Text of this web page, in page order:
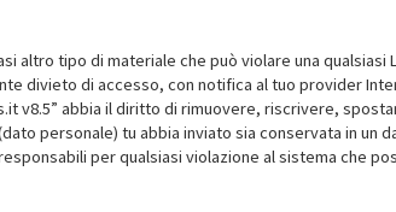
altro tipo di materiale che può violare una
divieto di accesso, con notifica al tuo provider
v8.5” abbia il diritto di rimuovere, riscrivere,
personale) tu abbia inviato sia conservata in un
per qualsiasi violazione al sistema che